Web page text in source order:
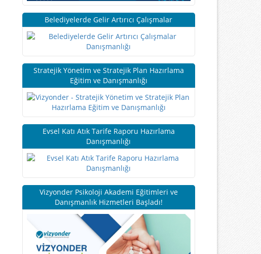
Belediyelerde Gelir Artırıcı Çalışmalar
Stratejik Yönetim ve Stratejik Plan Hazırlama
Eğitim ve Danışmanlığı
Evsel Katı Atık Tarife Raporu Hazırlama
Danışmanlığı
Vizyonder Psikoloji Akademi Eğitimleri ve
Danışmanlık Hizmetleri Başladı!